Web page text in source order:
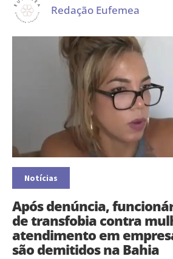
Redação Eufemea
Notícias
Após denúncia,
de transfobia contra
atendimento em
são demitidos na Bahia